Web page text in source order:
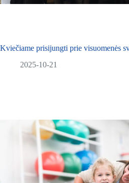
Kviečiame prisijungti prie visuomenės
2025-10-21